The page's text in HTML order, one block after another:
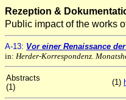
Rezeption &
Public impact of the works
A-13: Vor einer Renaissance
in: Herder-Korrespondenz.
Abstracts
(1)
(1)